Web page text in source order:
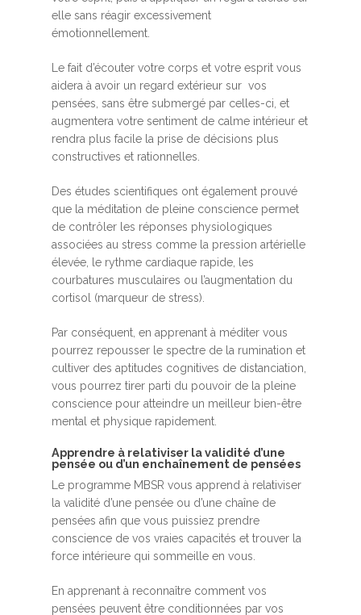
elle sans réagir excessivement
émotionnellement.
Le fait d’écouter votre corps et votre esprit vous
aidera à avoir un regard extérieur sur vos
pensées, sans être submergé par celles-ci, et
augmentera votre sentiment de calme intérieur et
rendra plus facile la prise de décisions plus
constructives et rationnelles.
Des études scientifiques ont également prouvé
que la méditation de pleine conscience permet
de contrôler les réponses physiologiques
associées au stress comme la pression artérielle
élevée, le rythme cardiaque rapide, les
courbatures musculaires ou l’augmentation du
cortisol (marqueur de stress).
Par conséquent, en apprenant à méditer vous
pourrez repousser le spectre de la rumination et
cultiver des aptitudes cognitives de distanciation,
vous pourrez tirer parti du pouvoir de la pleine
conscience pour atteindre un meilleur bien-être
mental et physique rapidement.
Apprendre à relativiser la validité d’une
pensée ou d’un enchaînement de pensées
Le programme MBSR vous apprend à relativiser
la validité d’une pensée ou d’une chaîne de
pensées afin que vous puissiez prendre
conscience de vos vraies capacités et trouver la
force intérieure qui sommeille en vous.
En apprenant à reconnaître comment vos
pensées peuvent être conditionnées par vos